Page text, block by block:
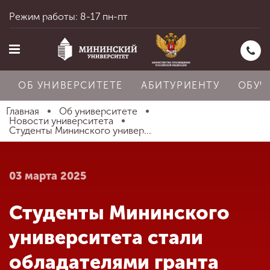
Главная
Абитуриенту
Режим работы: 8-17 пн-пт
ОБ УНИВЕРСИТЕТЕ АБИТУРИЕНТУ
Главная
Об университете
Новости университета
Студенты Мининского универ...
03 марта 2025
Студенты Мининского
университета стали
обладателями гранта